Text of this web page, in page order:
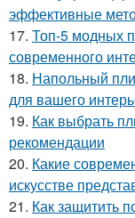
эффективные
17. Топ-5 модных
современного
18. Напольный
для вашего
19. Как выбрать
рекомендации
20. Какие
искусстве
21. Как защитить